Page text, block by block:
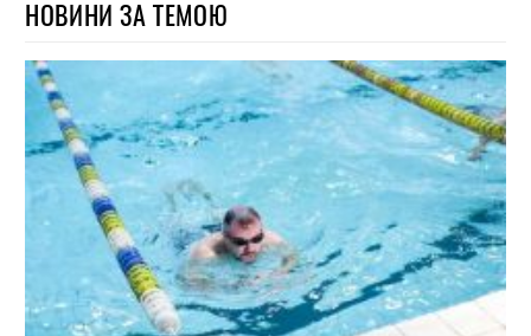
НОВИНИ ЗА ТЕМОЮ